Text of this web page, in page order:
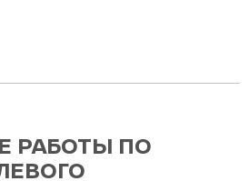
РАБОТЫ ПО